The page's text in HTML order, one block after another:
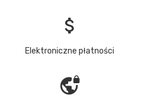
attach_money
Elektroniczne płatności
vpn_lock